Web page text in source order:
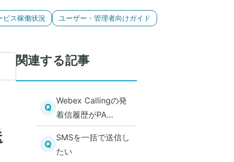
ビス稼働状況 ユーザー・管理者向けガイド
関連する記事
Q
Webex Callingの発
着信履歴がPA
PEOPLEに登録され
ない
Q
SMSを一括で送信し
たい